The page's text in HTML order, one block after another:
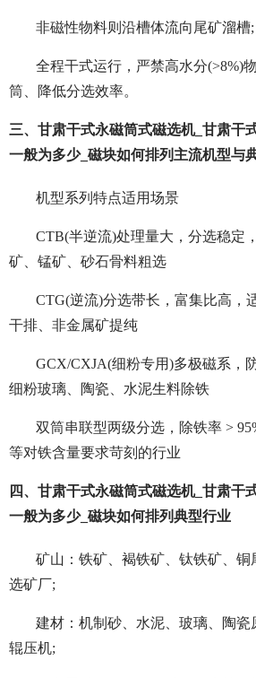
非磁性物料则沿槽体流向尾矿溜槽;
全程干式运行，严禁高水分(>8%)
筒、降低分选效率。
三、甘肃干式永磁筒式磁选机_甘肃干
一般为多少_磁块如何排列主流机型与
机型系列特点适用场景
CTB(半逆流)处理量大，分选稳定
矿、锰矿、砂石骨料粗选
CTG(逆流)分选带长，富集比高，
干排、非金属矿提纯
GCX/CXJA(细粉专用)多极磁系，
细粉玻璃、陶瓷、水泥生料除铁
双筒串联型两级分选，除铁率 >
等对铁含量要求苛刻的行业
四、甘肃干式永磁筒式磁选机_甘肃干
一般为多少_磁块如何排列典型行业
矿山：铁矿、褐铁矿、钛铁矿、铜
选矿厂;
建材：机制砂、水泥、玻璃、陶瓷
辊压机;